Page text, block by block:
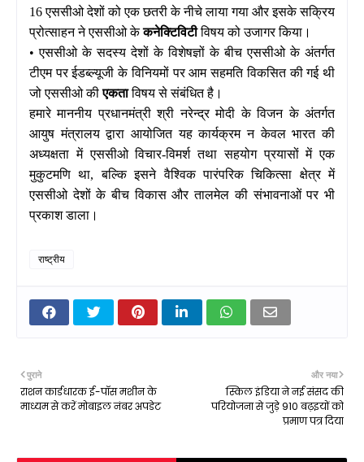
16 एससीओ देशों को एक छतरी के नीचे लाया गया और इसके सक्रिय
प्रोत्‍साहन ने एससीओ केकनेक्टिविटीविषय को उजागर किया।
• एससीओ के सदस्‍य देशों के विशेषज्ञों के बीच एससीओ के अंतर्गत
टीएम पर ईडब्ल्यूजी के विनियमों पर आम सहमति विकसित की गई थी
जो एससीओ कीएकताविषय से संबंधित है।
हमारे माननीय प्रधानमंत्री श्री नरेन्द्र मोदी के विजन के अंतर्गत
आयुष मंत्रालय द्वारा आयोजित यह कार्यक्रम न केवल भारत की
अध्‍यक्षता में एससीओ विचार-विमर्श तथा सहयोग प्रयासों में एक
मुकुटमणि था, बल्कि इसने वैश्विक पारंपरिक चिकित्सा क्षेत्र में
एससीओ देशों के बीच विकास और तालमेल की संभावनाओं पर भी
प्रकाश डाला।
राष्ट्रीय
और नया
स्किल इंडिया ने नई संसद की
परियोजना से जुड़े 910 बढ़इयों को
प्रमाण पत्र दिया
पुराने
राशन कार्डधारक ई-पॉस मशीन के
माध्यम से करें मोबाइल नंबर अपडेट